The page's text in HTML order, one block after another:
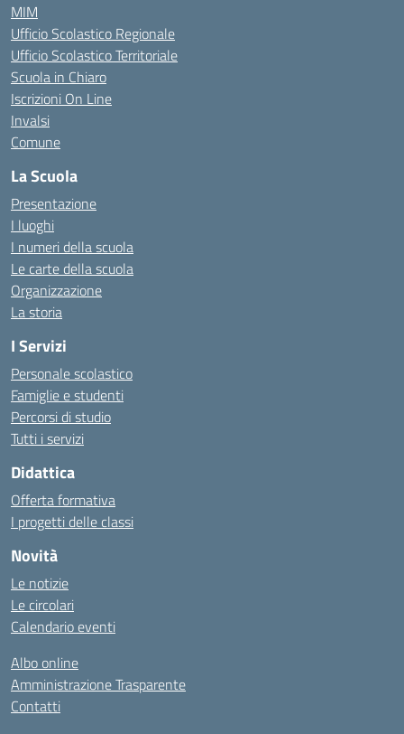
MIM
Ufficio Scolastico Regionale
Ufficio Scolastico Territoriale
Scuola in Chiaro
Iscrizioni On Line
Invalsi
Comune
La Scuola
Presentazione
I luoghi
I numeri della scuola
Le carte della scuola
Organizzazione
La storia
I Servizi
Personale scolastico
Famiglie e studenti
Percorsi di studio
Tutti i servizi
Didattica
Offerta formativa
I progetti delle classi
Novità
Le notizie
Le circolari
Calendario eventi
Albo online
Amministrazione Trasparente
Contatti